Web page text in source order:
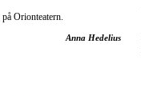
på Orionteatern.
Anna Hedelius